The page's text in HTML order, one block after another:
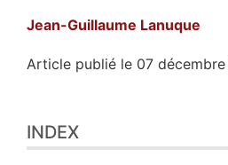
Jean-Guillaume Lanuque
Article publié le 07 décembre
Texte
Notes
INDEX